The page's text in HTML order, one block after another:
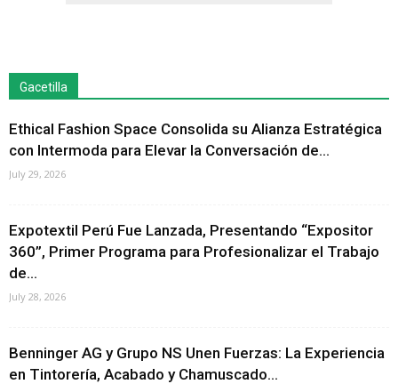
Gacetilla
Ethical Fashion Space Consolida su Alianza Estratégica
con Intermoda para Elevar la Conversación de...
July 29, 2026
Expotextil Perú Fue Lanzada, Presentando “Expositor
360”, Primer Programa para Profesionalizar el Trabajo
de...
July 28, 2026
Benninger AG y Grupo NS Unen Fuerzas: La Experiencia
en Tintorería, Acabado y Chamuscado...